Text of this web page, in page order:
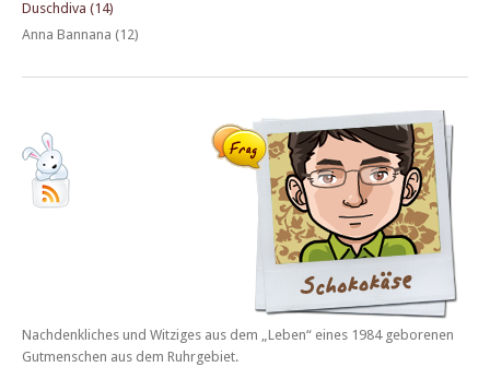
Duschdiva (14)
Anna Bannana (12)
Nachdenkliches und Witziges aus dem „Leben“ eines 1984 geborenen
Gutmenschen aus dem Ruhrgebiet.